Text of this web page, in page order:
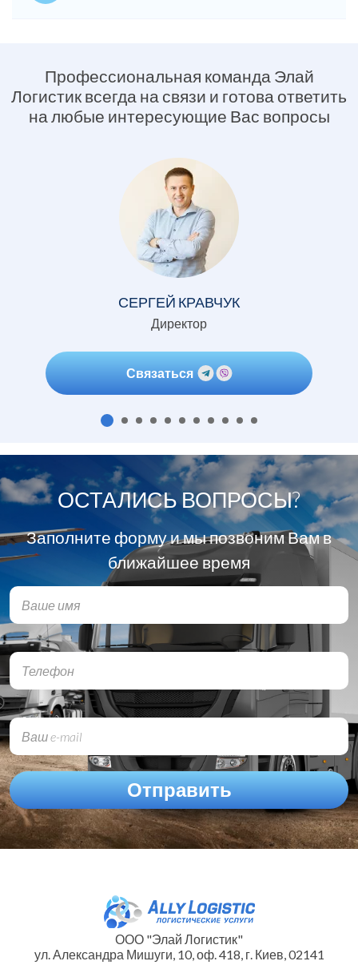
Профессиональная команда Элай
Логистик всегда на связи и готова ответить
на любые интересующие Вас вопросы
СЕРГЕЙ КРАВЧУК
Директор
Связаться
ОСТАЛИСЬ ВОПРОСЫ?
Заполните форму и мы позвоним Вам в
ближайшее время
ООО "Элай Логистик"
ул. Александра Мишуги, 10, оф. 418, г. Киев, 02141